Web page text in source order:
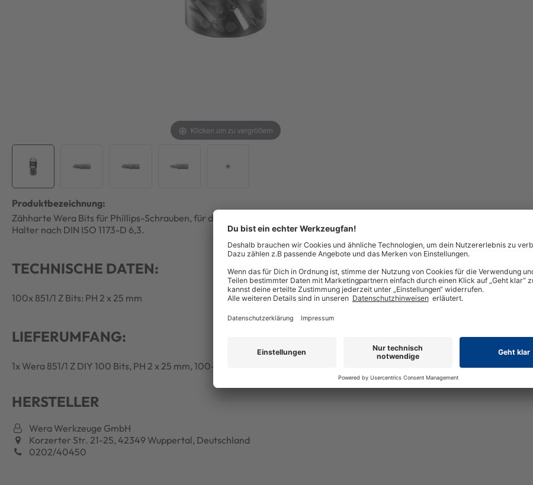
Klicken um zu vergrößern
Produktbezeichnung:
Zähharte Wera Bits für Phillips-Schrauben, für den universellen Einsatz. 1/4"-Sechskant, passend für
Halter nach DIN ISO 1173-D 6,3.
TECHNISCHE DATEN:
100x 851/1 Z Bits: PH 2 x 25 mm
LIEFERUMFANG:
1x Wera 851/1 Z DIY 100 Bits, PH 2 x 25 mm, 100-teilig
HERSTELLER
Wera Werkzeuge GmbH
Korzerter Str. 21-25, 42349 Wuppertal, Deutschland
0202/40450